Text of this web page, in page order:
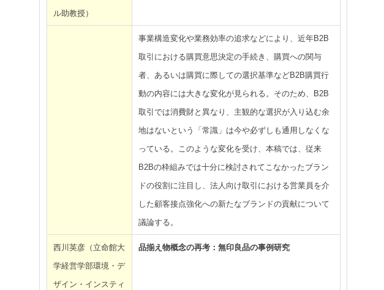
ル助教授）
事業構造変化や業務効率の追求などにより、近年B2B
取引における購買意思決定の手続き、購買への関与
者、あるいは購買に際しての選択基準などB2B購買行
動の内容には大きな変化が見られる。そのため、B2B
取引では消費財と異なり、主観的な選択が入り込む余
地はないという「常識」は今や必ずしも通用しなくな
っている。このような変化を受け、本稿では、従来
B2Bの枠組みでは十分に検討されてこなかったブラン
ドの役割に注目し、法人向け取引における営業員を介
した顧客接点強化への新たなブランドの貢献について
議論する。
西川英彦（立命館大
学経営学部環境・デ
ザイン・インスティ
品揃え物概念の再考：無印良品の事例研究